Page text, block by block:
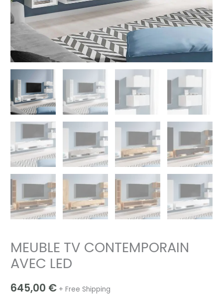
MEUBLE TV CONTEMPORAIN
AVEC LED
645,00 € + Free Shipping